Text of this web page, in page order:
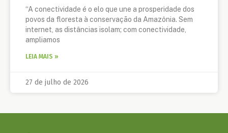
“A conectividade é o elo que une a prosperidade dos
povos da floresta à conservação da Amazônia. Sem
internet, as distâncias isolam; com conectividade,
ampliamos
LEIA MAIS »
27 de julho de 2026